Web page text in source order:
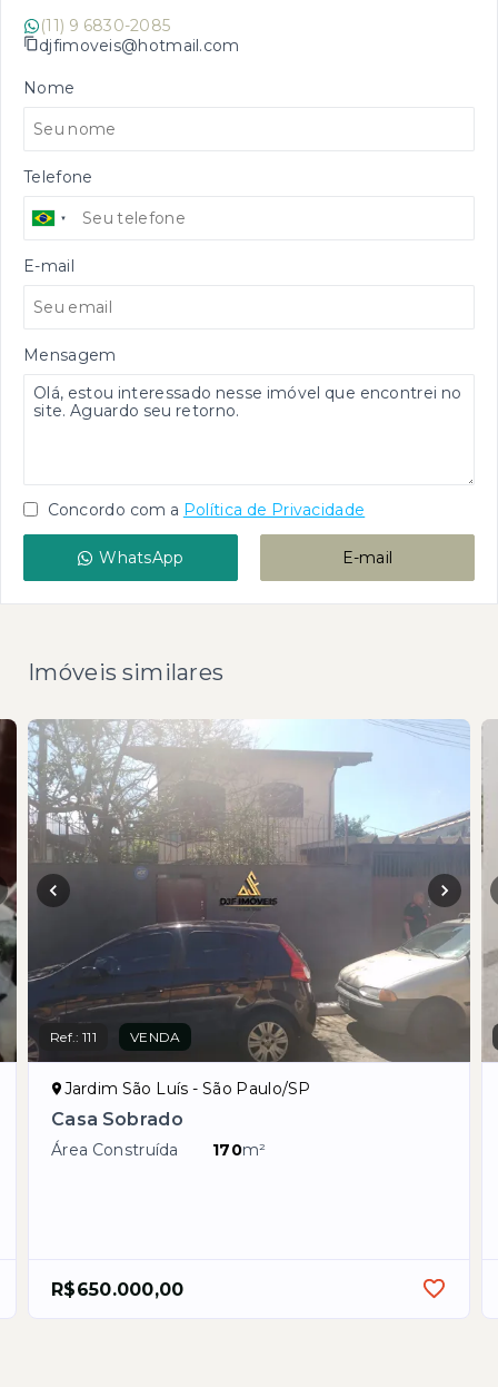
(11) 9 6830-2085
djfimoveis@hotmail.com
Nome
Telefone
E-mail
Mensagem
Concordo com a Política de Privacidade
WhatsApp E-mail
Imóveis similares
Ref.:111 VENDA
Jardim São Luís - São Paulo/SP
Casa Sobrado
Área Construída 170m²
R$650.000,00